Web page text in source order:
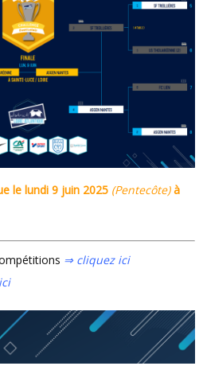
le lundi 9 juin 2025 (Pentecôte)à
⇒ cliquez ici